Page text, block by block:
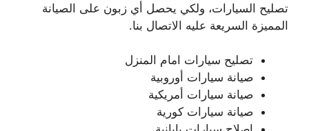
تصليح السيارات، ولكي يحصل أي زبون على الصيانة
المميزة السريعة عليه الاتصال بنا.
تصليح سيارات امام المنزل
صيانة سيارات أوروبية
صيانة سيارات أمريكية
صيانة سيارات كورية